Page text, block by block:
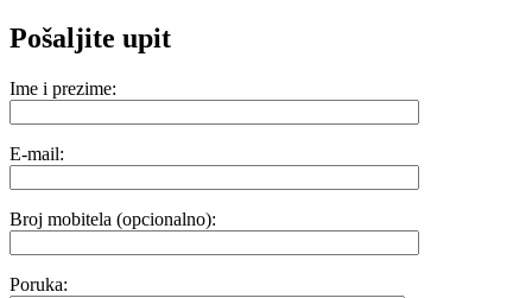
Pošaljite upit
Ime i prezime:
E-mail:
Broj mobitela (opcionalno):
Poruka: